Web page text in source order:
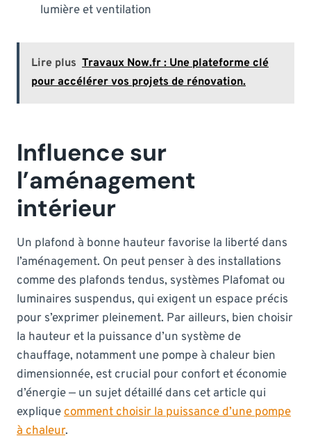
lumière et ventilation
Lire plus Travaux Now.fr : Une plateforme clé
pour accélérer vos projets de rénovation.
Influence sur
l’aménagement
intérieur
Un plafond à bonne hauteur favorise la liberté dans
l’aménagement. On peut penser à des installations
comme des plafonds tendus, systèmes Plafomat ou
luminaires suspendus, qui exigent un espace précis
pour s’exprimer pleinement. Par ailleurs, bien choisir
la hauteur et la puissance d’un système de
chauffage, notamment une pompe à chaleur bien
dimensionnée, est crucial pour confort et économie
d’énergie — un sujet détaillé dans cet article qui
expliquecomment choisir la puissance d’une pompe
à chaleur.